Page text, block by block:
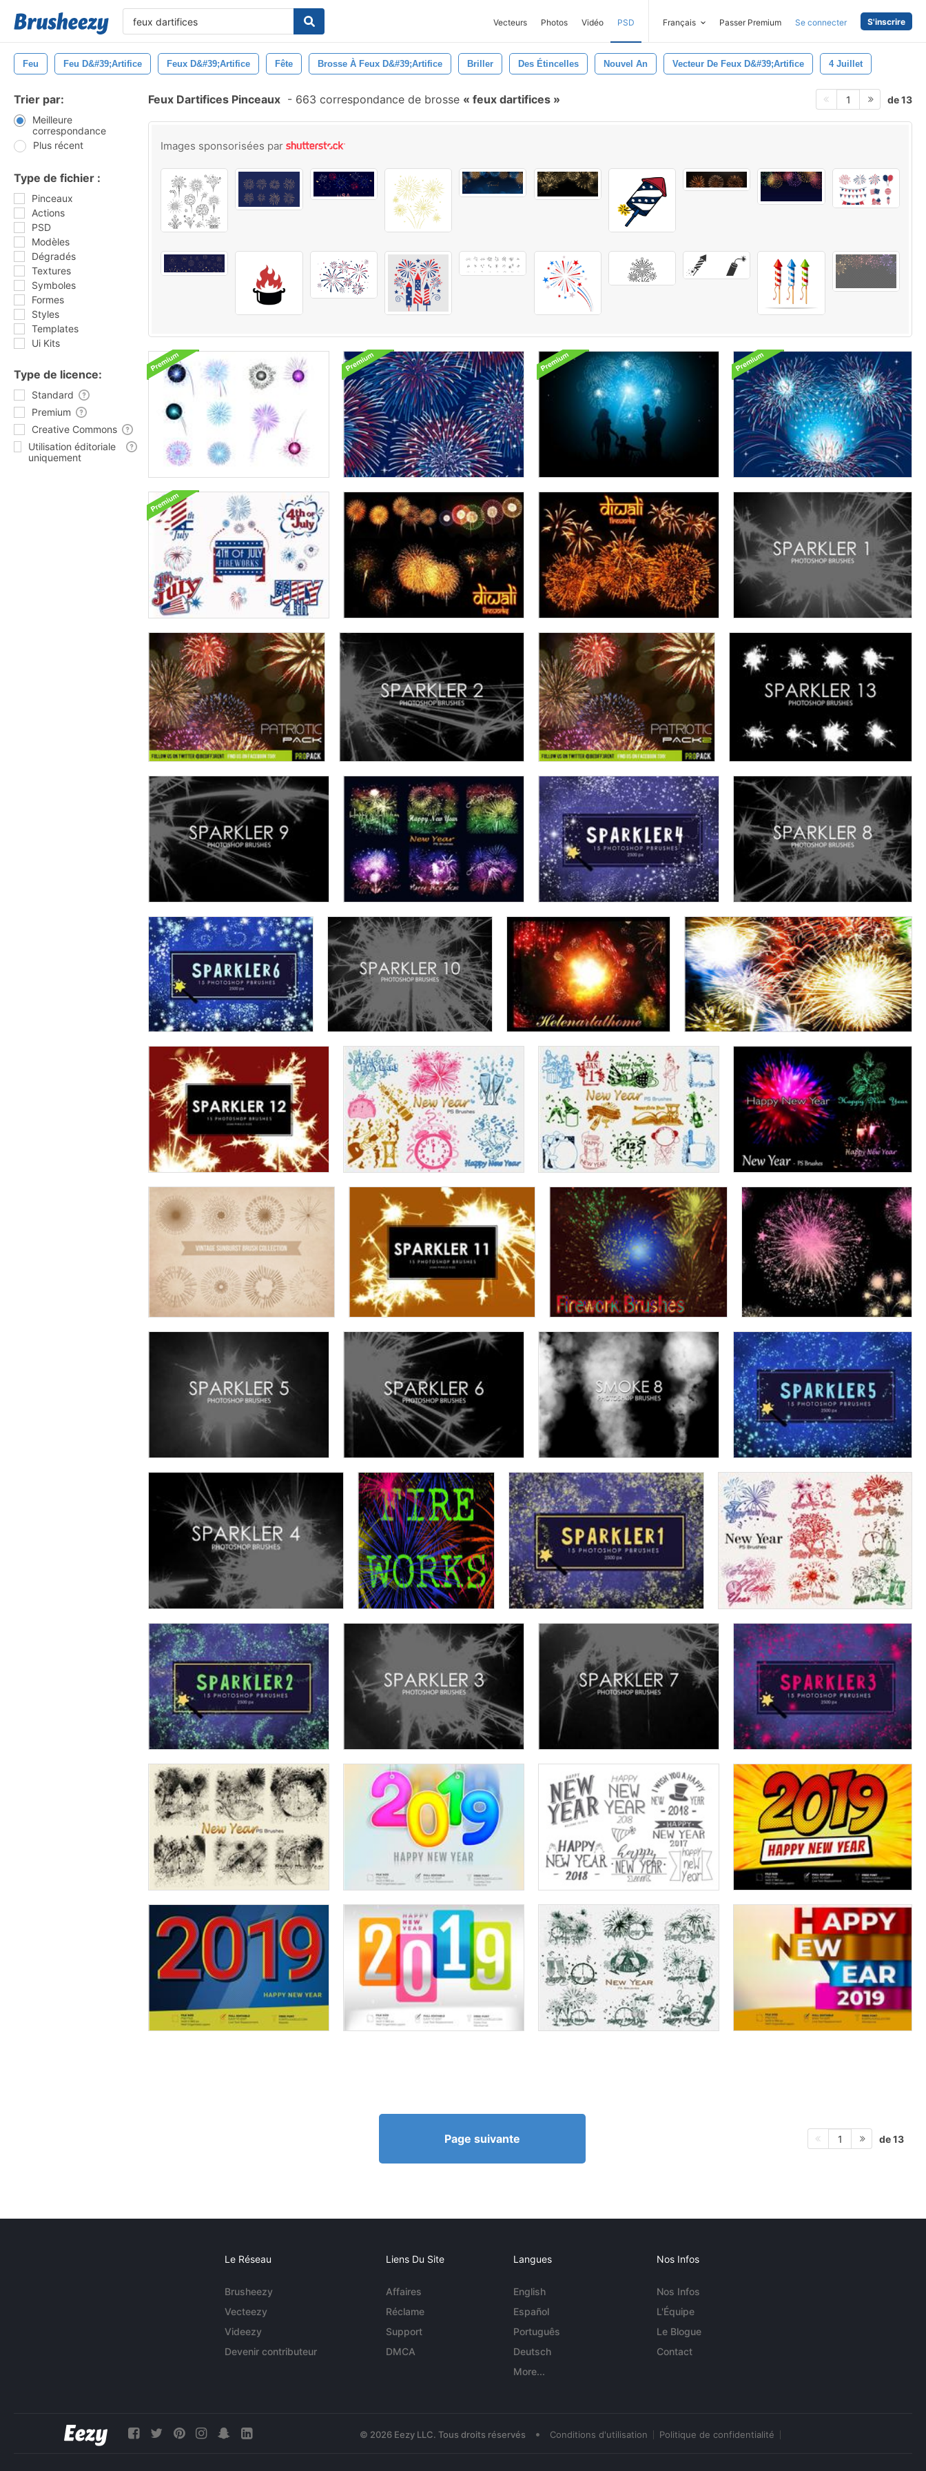
Vecteurs Photos Vidéo PSD Français Passer Premium Se connecter S'inscrire
Feu Feu D&#39;artifice Feux D&#39;artifice Fête Brosse À Feux D&#39;artifice Briller Des Étincelles Nouvel An Vecteur De Feux D&#39;artifice 4 Juillet
Trier par:
Meilleure
correspondance
Plus récent
Type de fichier :
Pinceaux
Actions
PSD
Modèles
Dégradés
Textures
Symboles
Formes
Styles
Templates
Ui Kits
Type de licence:
Standard
Premium
Creative Commons
Utilisation éditoriale
uniquement
Feux Dartifices Pinceaux - 663 correspondance de brosse feux dartifices 1 de 13
Images sponsorisées par
Page suivante 1 de 13
Le Réseau
Brusheezy
Vecteezy
Videezy
Devenir contributeur
Liens Du Site
Affaires
Réclame
Support
DMCA
Langues
English
Español
Português
Deutsch
More...
Nos Infos
Nos Infos
L'Équipe
Le Blogue
Contact
© 2026 Eezy LLC. Tous droits réservés • Conditions d'utilisation Politique de confidentialité